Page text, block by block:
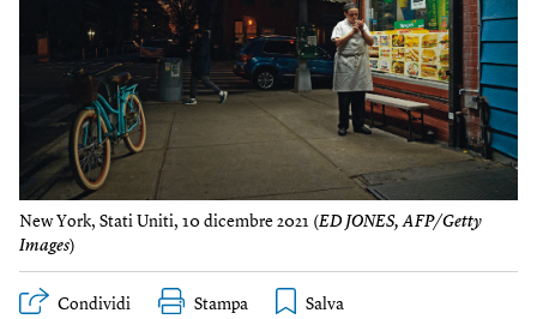
New York, Stati Uniti, 10 dicembre 2021 (ED JONES, AFP/Getty
Images)
Condividi Stampa